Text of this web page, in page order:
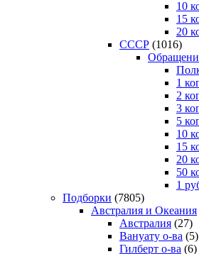
10
15
20
СССР (1016)
1
2
3
5
10
15
20
50
1
Подборки (7805)
Австралия и Океания
Австралия (27)
Вануату о-ва (5)
Гилберт о-ва (6)